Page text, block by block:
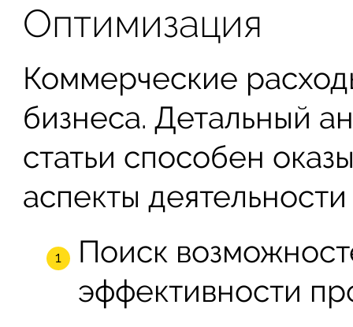
Оптимизация
Коммерческие
бизнеса. Детальный
статьи способен
аспекты
Поиск
эффективности